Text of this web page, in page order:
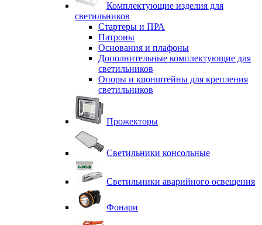
Комплектующие изделия для
светильников
Стартеры и ПРА
Патроны
Основания и плафоны
Дополнительные комплектующие для
светильников
Опоры и кронштейны для крепления
светильников
Прожекторы
Светильники консольные
Светильники аварийного освещения
Фонари